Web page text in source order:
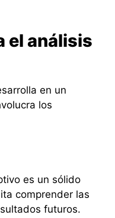
el análisis
en un
los
es un sólido
comprender las
futuros.